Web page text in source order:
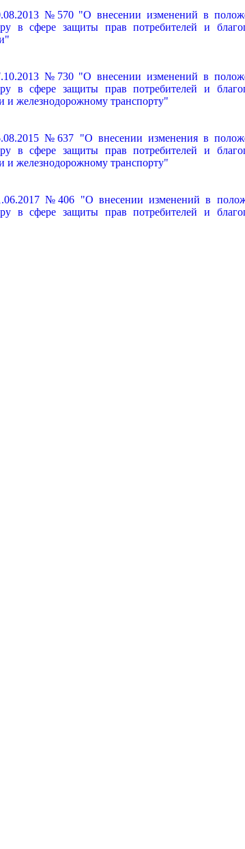
№570 "О внесении изменений в
в сфере защиты прав потребителей и
№730 "О внесении изменений в
в сфере защиты прав потребителей и
и железнодорожному транспорту"
№637 "О внесении изменения в
в сфере защиты прав потребителей и
и железнодорожному транспорту"
№406 "О внесении изменений в
в сфере защиты прав потребителей и